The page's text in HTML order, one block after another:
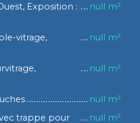
Exposition :
null m²
vitrage,
null m²
null m²
null m²
trappe pour
null m²